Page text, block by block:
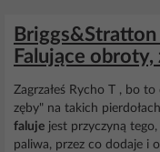
Falujące
Zagrzałeś Rycho T , bo
zęby" na takich
faluje jest przyczyną
paliwa, przez co dodaje i